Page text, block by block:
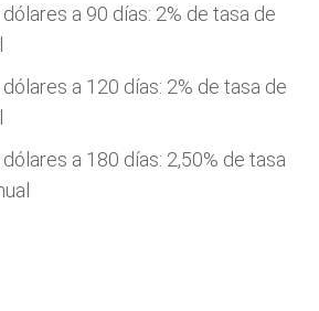
a 90 días: 2% de tasa de
a 120 días: 2% de tasa de
a 180 días: 2,50% de tasa